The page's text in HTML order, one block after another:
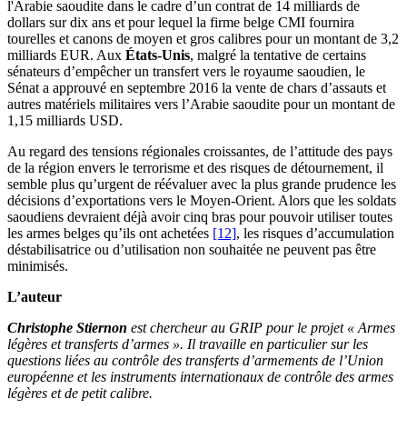
l'Arabie saoudite dans le cadre d’un contrat de 14 milliards de
dollars sur dix ans et pour lequel la firme belge CMI fournira
tourelles et canons de moyen et gros calibres pour un montant de 3,2
milliards EUR. Aux États-Unis, malgré la tentative de certains
sénateurs d’empêcher un transfert vers le royaume saoudien, le
Sénat a approuvé en septembre 2016 la vente de chars d’assauts et
autres matériels militaires vers l’Arabie saoudite pour un montant de
1,15 milliards USD.
Au regard des tensions régionales croissantes, de l’attitude des pays
de la région envers le terrorisme et des risques de détournement, il
semble plus qu’urgent de réévaluer avec la plus grande prudence les
décisions d’exportations vers le Moyen-Orient. Alors que les soldats
saoudiens devraient déjà avoir cinq bras pour pouvoir utiliser toutes
les armes belges qu’ils ont achetées [12], les risques d’accumulation
déstabilisatrice ou d’utilisation non souhaitée ne peuvent pas être
minimisés.
L’auteur
Christophe Stiernon est chercheur au GRIP pour le projet « Armes
légères et transferts d’armes ». Il travaille en particulier sur les
questions liées au contrôle des transferts d’armements de l’Union
européenne et les instruments internationaux de contrôle des armes
légères et de petit calibre.